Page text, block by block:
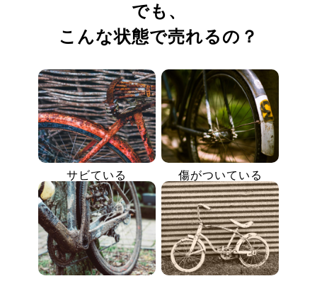
でも、
こんな状態で売れるの？
サビている 傷がついている